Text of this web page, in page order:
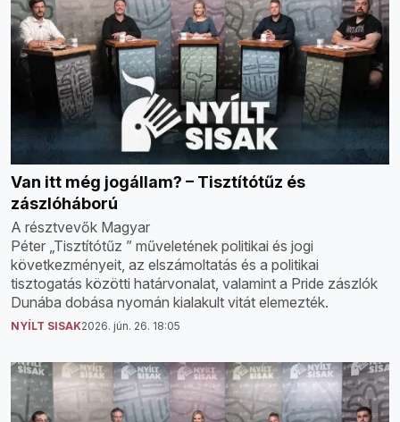
Van itt még jogállam? – Tisztítótűz és
zászlóháború
A résztvevők Magyar
Péter „Tisztítótűz ” műveletének politikai és jogi
következményeit, az elszámoltatás és a politikai
tisztogatás közötti határvonalat, valamint a Pride zászlók
Dunába dobása nyomán kialakult vitát elemezték.
NYÍLT SISAK2026. jún. 26. 18:05